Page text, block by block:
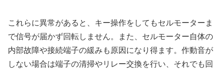
これらに異常があると、キー操作をしてもセルモーターま
で信号が届かず回転しません。また、セルモーター自体の
内部故障や接続端子の緩みも原因になり得ます。作動音が
しない場合は端子の清掃やリレー交換を行い、それでも回